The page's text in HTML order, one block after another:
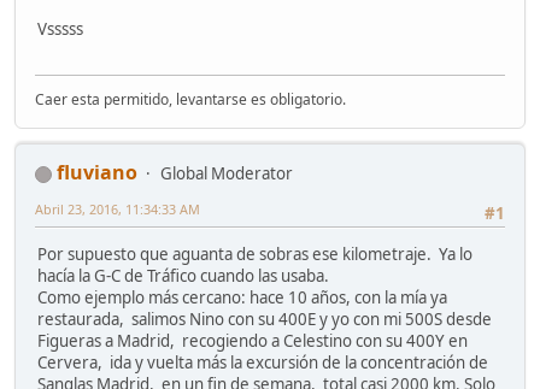
Vsssss
Caer esta permitido, levantarse es obligatorio.
fluviano
Global Moderator
#1
Abril 23, 2016, 11:34:33 AM
Por supuesto que aguanta de sobras ese kilometraje. Ya lo
hacía la G-C de Tráfico cuando las usaba.
Como ejemplo más cercano: hace 10 años, con la mía ya
restaurada, salimos Nino con su 400E y yo con mi 500S desde
Figueras a Madrid, recogiendo a Celestino con su 400Y en
Cervera, ida y vuelta más la excursión de la concentración de